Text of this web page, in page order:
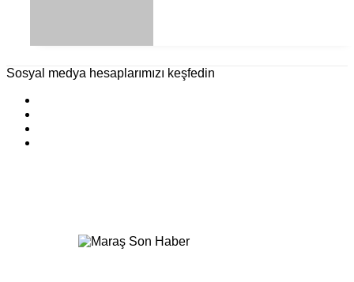
Sosyal medya hesaplarımızı keşfedin